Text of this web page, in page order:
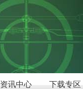
资讯中心 下载专区